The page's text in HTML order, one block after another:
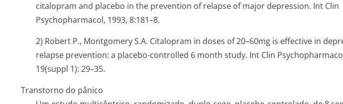
citalopram and placebo in the prevention of relapse of major depression. Int Clin
Psychopharmacol, 1993, 8:181–8.
2) Robert P., Montgomery S.A. Citalopram in doses of 20–60mg is effective in
relapse prevention: a placebo-controlled 6 month study. Int Clin
19(suppl 1): 29–35.
Transtorno do pânico